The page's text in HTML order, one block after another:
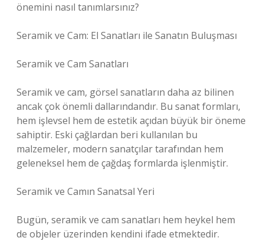
önemini nasıl tanımlarsınız?
Seramik ve Cam: El Sanatları ile Sanatın Buluşması
Seramik ve Cam Sanatları
Seramik ve cam, görsel sanatların daha az bilinen
ancak çok önemli dallarındandır. Bu sanat formları,
hem işlevsel hem de estetik açıdan büyük bir öneme
sahiptir. Eski çağlardan beri kullanılan bu
malzemeler, modern sanatçılar tarafından hem
geleneksel hem de çağdaş formlarda işlenmiştir.
Seramik ve Camın Sanatsal Yeri
Bugün, seramik ve cam sanatları hem heykel hem
de objeler üzerinden kendini ifade etmektedir.